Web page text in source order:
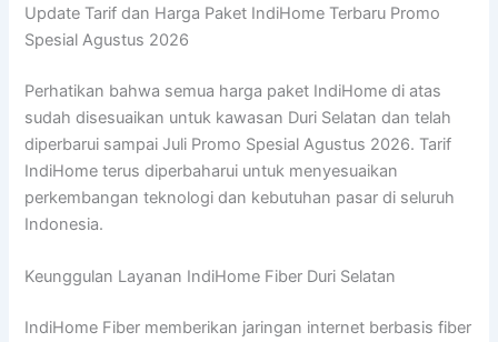
Update Tarif dan Harga Paket IndiHome Terbaru Promo
Spesial Agustus 2026
Perhatikan bahwa semua harga paket IndiHome di atas
sudah disesuaikan untuk kawasan Duri Selatan dan telah
diperbarui sampai Juli Promo Spesial Agustus 2026. Tarif
IndiHome terus diperbaharui untuk menyesuaikan
perkembangan teknologi dan kebutuhan pasar di seluruh
Indonesia.
Keunggulan Layanan IndiHome Fiber Duri Selatan
IndiHome Fiber memberikan jaringan internet berbasis fiber